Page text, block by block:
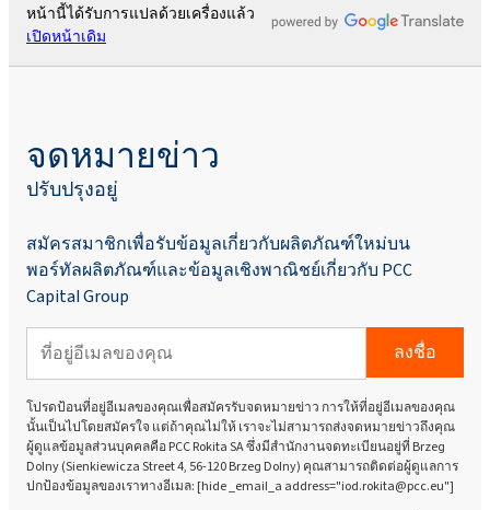
หน้านี้ได้รับการแปลด้วยเครื่องแล้ว
เปิดหน้าเดิม
จดหมายข่าว
ปรับปรุงอยู่
สมัครสมาชิกเพื่อรับข้อมูลเกี่ยวกับผลิตภัณฑ์ใหม่บน
พอร์ทัลผลิตภัณฑ์และข้อมูลเชิงพาณิชย์เกี่ยวกับ PCC
Capital Group
ลงชื่อ
โปรดป้อนที่อยู่อีเมลของคุณเพื่อสมัครรับจดหมายข่าว การให้ที่อยู่อีเมลของคุณ
นั้นเป็นไปโดยสมัครใจ แต่ถ้าคุณไม่ให้ เราจะไม่สามารถส่งจดหมายข่าวถึงคุณ
ผู้ดูแลข้อมูลส่วนบุคคลคือ PCC Rokita SA ซึ่งมีสำนักงานจดทะเบียนอยู่ที่ Brzeg
Dolny (Sienkiewicza Street 4, 56-120 Brzeg Dolny) คุณสามารถติดต่อผู้ดูแลการ
ปกป้องข้อมูลของเราทางอีเมล: [hide _email_a address="iod.rokita@pcc.eu"]